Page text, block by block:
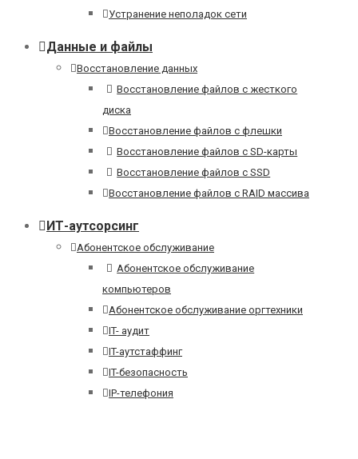
Устранение неполадок сети
Данные и файлы
Восстановление данных
Восстановление файлов с жесткого
диска
Восстановление файлов с флешки
Восстановление файлов с SD-карты
Восстановление файлов с SSD
Восстановление файлов с RAID массива
ИТ-аутсорсинг
Абонентское обслуживание
Абонентское обслуживание
компьютеров
Абонентское обслуживание оргтехники
IT- аудит
IT-аутстаффинг
IT-безопасность
IP-телефония